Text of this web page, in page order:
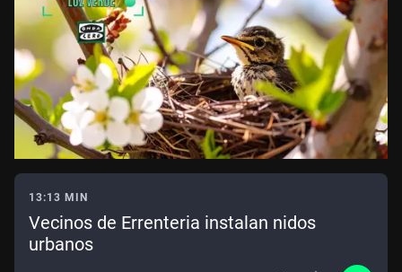
13:13 MIN
Vecinos de Errenteria instalan nidos
urbanos